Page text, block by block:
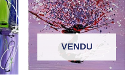
VENDU